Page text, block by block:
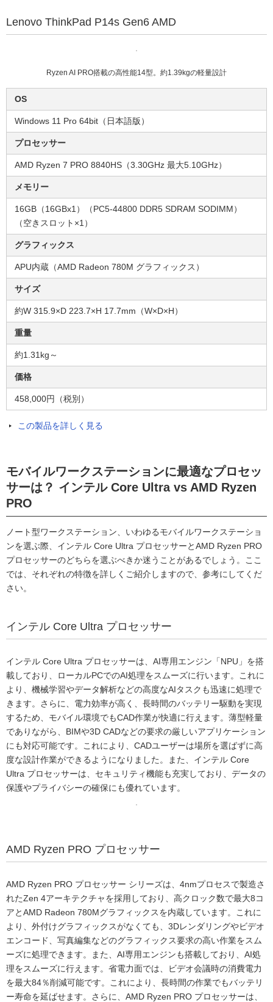
Lenovo ThinkPad P14s Gen6 AMD
Ryzen AI PRO搭載の高性能14型。約1.39kgの軽量設計
OS
Windows 11 Pro 64bit（日本語版）
プロセッサー
AMD Ryzen 7 PRO 8840HS（3.30GHz 最大5.10GHz）
メモリー
16GB（16GBx1）（PC5-44800 DDR5 SDRAM SODIMM）
（空きスロット×1）
グラフィックス
APU内蔵（AMD Radeon 780M グラフィックス）
サイズ
約W 315.9×D 223.7×H 17.7mm（W×D×H）
重量
約1.31kg～
価格
458,000円（税別）
この製品を詳しく見る
モバイルワークステーションに最適なプロセッ
サーは？ インテル Core Ultra vs AMD Ryzen
PRO
ノート型ワークステーション、いわゆるモバイルワークステーショ
ンを選ぶ際、インテル Core Ultra プロセッサーとAMD Ryzen PRO
プロセッサーのどちらを選ぶべきか迷うことがあるでしょう。ここ
では、それぞれの特徴を詳しくご紹介しますので、参考にしてくだ
さい。
インテル Core Ultra プロセッサー
インテル Core Ultra プロセッサーは、AI専用エンジン「NPU」を搭
載しており、ローカルPCでのAI処理をスムーズに行います。これに
より、機械学習やデータ解析などの高度なAIタスクも迅速に処理で
きます。さらに、電力効率が高く、長時間のバッテリー駆動を実現
するため、モバイル環境でもCAD作業が快適に行えます。薄型軽量
でありながら、BIMや3D CADなどの要求の厳しいアプリケーション
にも対応可能です。これにより、CADユーザーは場所を選ばずに高
度な設計作業ができるようになりました。また、インテル Core
Ultra プロセッサーは、セキュリティ機能も充実しており、データの
保護やプライバシーの確保にも優れています。
AMD Ryzen PRO プロセッサー
AMD Ryzen PRO プロセッサー シリーズは、4nmプロセスで製造さ
れたZen 4アーキテクチャを採用しており、高クロック数で最大8コ
アとAMD Radeon 780Mグラフィックスを内蔵しています。これに
より、外付けグラフィックスがなくても、3Dレンダリングやビデオ
エンコード、写真編集などのグラフィックス要求の高い作業をスム
ーズに処理できます。また、AI専用エンジンも搭載しており、AI処
理をスムーズに行えます。省電力面では、ビデオ会議時の消費電力
を最大84％削減可能です。これにより、長時間の作業でもバッテリ
ー寿命を延ばせます。さらに、AMD Ryzen PRO プロセッサーは、